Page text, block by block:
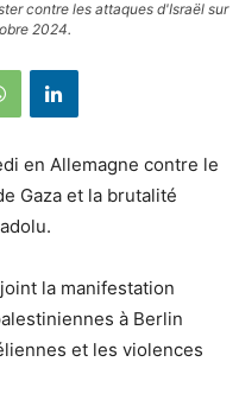
contre les attaques d'Israël sur
2024.
en Allemagne contre le
Gaza et la brutalité
la manifestation
à Berlin
et les violences